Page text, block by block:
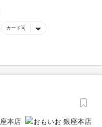
カード可